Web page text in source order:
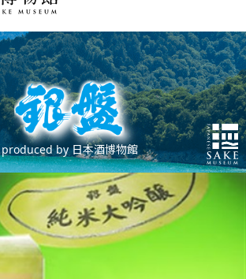
produced by 日本酒博物館